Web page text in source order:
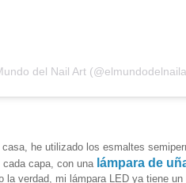
del Nail Art
he utilizado los esmaltes
capa, con una lámpara de
verdad, mi lámpara LED ya tiene